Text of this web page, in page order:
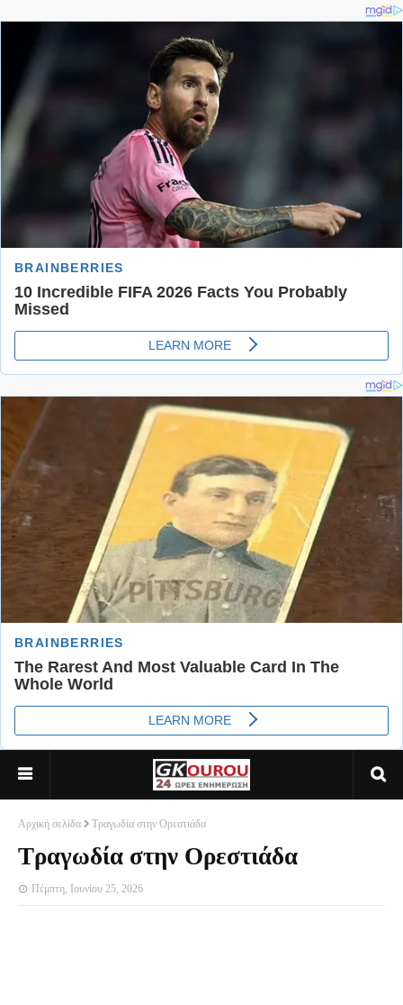
Αρχική σελίδα Τραγωδία στην Ορεστιάδα
Τραγωδία στην Ορεστιάδα
Πέμπτη, Ιουνίου 25, 2026